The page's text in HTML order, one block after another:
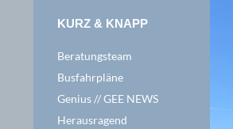
zu:
KURZ & KNAPP
Beratungsteam
Busfahrpläne
Genius // GEE NEWS
Herausragend